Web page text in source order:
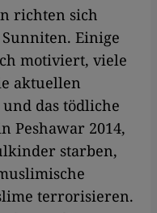
richten sich
Einige
motiviert, viele
aktuellen
das tödliche
Peshawar 2014,
starben,
terrorisieren.